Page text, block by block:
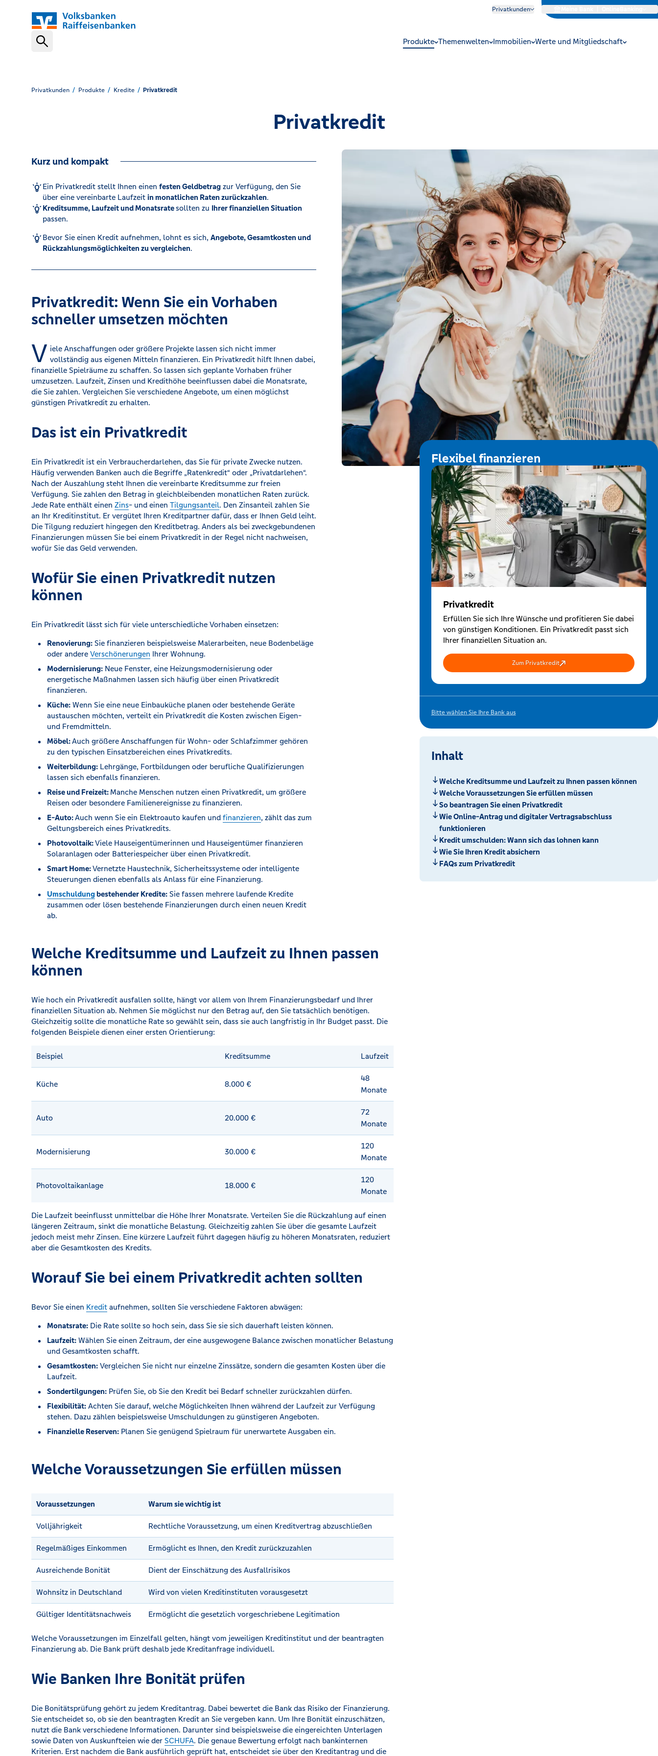
Privatkunden
VR Banking App
Karte sperren (116 116)
Kreditrechner
Produkte Themenwelten Immobilien Werte und Mitgliedschaft
Privatkunden Produkte Kredite Privatkredit
Privatkredit
Kurz und kompakt
Ein Privatkredit stellt Ihnen einenfesten Geldbetrag zur Verfügung, den Sie
über eine vereinbarte Laufzeitin monatlichen Raten zurückzahlen.
Kreditsumme, Laufzeit und Monatsratesollten zu Ihrer finanziellen Situation
passen.
Bevor Sie einen Kredit aufnehmen, lohnt es sich,Angebote, Gesamtkosten und
Rückzahlungsmöglichkeiten zu vergleichen.
Flexibel finanzieren
Privatkredit
Erfüllen Sie sich Ihre Wünsche und profitieren Sie dabei
von günstigen Konditionen. Ein Privatkredit passt sich
Ihrer finanziellen Situation an.
Zum Privatkredit
Bitte wählen Sie Ihre Bank aus
Inhalt
Welche Kreditsumme und Laufzeit zu Ihnen passen können
Welche Voraussetzungen Sie erfüllen müssen
So beantragen Sie einen Privatkredit
Wie Online-Antrag und digitaler Vertragsabschluss
funktionieren
Kredit umschulden: Wann sich das lohnen kann
Wie Sie Ihren Kredit absichern
FAQs zum Privatkredit
Privatkredit: Wenn Sie ein Vorhaben
schneller umsetzen möchten
V iele Anschaffungen oder größere Projekte lassen sich nicht immer
vollständig aus eigenen Mitteln finanzieren. Ein Privatkredit hilft Ihnen dabei,
finanzielle Spielräume zu schaffen. So lassen sich geplante Vorhaben früher
umzusetzen. Laufzeit, Zinsen und Kredithöhe beeinflussen dabei die Monatsrate,
die Sie zahlen. Vergleichen Sie verschiedene Angebote, um einen möglichst
günstigen Privatkredit zu erhalten.
Das ist ein Privatkredit
Ein Privatkredit ist ein Verbraucherdarlehen, das Sie für private Zwecke nutzen.
Häufig verwenden Banken auch die Begriffe „Ratenkredit“ oder „Privatdarlehen“.
Nach der Auszahlung steht Ihnen die vereinbarte Kreditsumme zur freien
Verfügung. Sie zahlen den Betrag in gleichbleibenden monatlichen Raten zurück.
Jede Rate enthält einen Zins- und einen Tilgungsanteil. Den Zinsanteil zahlen Sie
an Ihr Kreditinstitut. Er vergütet Ihren Kreditpartner dafür, dass er Ihnen Geld leiht.
Die Tilgung reduziert hingegen den Kreditbetrag. Anders als bei zweckgebundenen
Finanzierungen müssen Sie bei einem Privatkredit in der Regel nicht nachweisen,
wofür Sie das Geld verwenden.
Wofür Sie einen Privatkredit nutzen
können
Ein Privatkredit lässt sich für viele unterschiedliche Vorhaben einsetzen:
Renovierung: Sie finanzieren beispielsweise Malerarbeiten, neue Bodenbeläge
oder andere Verschönerungen Ihrer Wohnung.
Modernisierung: Neue Fenster, eine Heizungsmodernisierung oder
energetische Maßnahmen lassen sich häufig über einen Privatkredit
finanzieren.
Küche: Wenn Sie eine neue Einbauküche planen oder bestehende Geräte
austauschen möchten, verteilt ein Privatkredit die Kosten zwischen Eigen-
und Fremdmitteln.
Möbel:Auch größere Anschaffungen für Wohn- oder Schlafzimmer gehören
zu den typischen Einsatzbereichen eines Privatkredits.
Weiterbildung: Lehrgänge, Fortbildungen oder berufliche Qualifizierungen
lassen sich ebenfalls finanzieren.
Reise und Freizeit: Manche Menschen nutzen einen Privatkredit, um größere
Reisen oder besondere Familienereignisse zu finanzieren.
E-Auto:Auch wenn Sie ein Elektroauto kaufen und finanzieren, zählt das zum
Geltungsbereich eines Privatkredits.
Photovoltaik:Viele Hauseigentümerinnen und Hauseigentümer finanzieren
Solaranlagen oder Batteriespeicher über einen Privatkredit.
Smart Home:Vernetzte Haustechnik, Sicherheitssysteme oder intelligente
Steuerungen dienen ebenfalls als Anlass für eine Finanzierung.
Umschuldung bestehender Kredite: Sie fassen mehrere laufende Kredite
zusammen oder lösen bestehende Finanzierungen durch einen neuen Kredit
ab.
Welche Kreditsumme und Laufzeit zu Ihnen passen
können
Wie hoch ein Privatkredit ausfallen sollte, hängt vor allem von Ihrem Finanzierungsbedarf und Ihrer
finanziellen Situation ab. Nehmen Sie möglichst nur den Betrag auf, den Sie tatsächlich benötigen.
Gleichzeitig sollte die monatliche Rate so gewählt sein, dass sie auch langfristig in Ihr Budget passt. Die
folgenden Beispiele dienen einer ersten Orientierung:
Beispiel Kreditsumme Laufzeit
Küche 8.000 €
48
Monate
Auto 20.000 €
72
Monate
Modernisierung 30.000 €
120
Monate
Photovoltaikanlage 18.000 €
120
Monate
Die Laufzeit beeinflusst unmittelbar die Höhe Ihrer Monatsrate. Verteilen Sie die Rückzahlung auf einen
längeren Zeitraum, sinkt die monatliche Belastung. Gleichzeitig zahlen Sie über die gesamte Laufzeit
jedoch meist mehr Zinsen. Eine kürzere Laufzeit führt dagegen häufig zu höheren Monatsraten, reduziert
aber die Gesamtkosten des Kredits.
Worauf Sie bei einem Privatkredit achten sollten
Bevor Sie einen Kredit aufnehmen, sollten Sie verschiedene Faktoren abwägen:
Monatsrate: Die Rate sollte so hoch sein, dass Sie sie sich dauerhaft leisten können.
Laufzeit: Wählen Sie einen Zeitraum, der eine ausgewogene Balance zwischen monatlicher Belastung
und Gesamtkosten schafft.
Gesamtkosten: Vergleichen Sie nicht nur einzelne Zinssätze, sondern die gesamten Kosten über die
Laufzeit.
Sondertilgungen: Prüfen Sie, ob Sie den Kredit bei Bedarf schneller zurückzahlen dürfen.
Flexibilität: Achten Sie darauf, welche Möglichkeiten Ihnen während der Laufzeit zur Verfügung
stehen. Dazu zählen beispielsweise Umschuldungen zu günstigeren Angeboten.
Finanzielle Reserven: Planen Sie genügend Spielraum für unerwartete Ausgaben ein.
Welche Voraussetzungen Sie erfüllen müssen
Voraussetzungen Warum sie wichtig ist
Volljährigkeit Rechtliche Voraussetzung, um einen Kreditvertrag abzuschließen
Regelmäßiges Einkommen Ermöglicht es Ihnen, den Kredit zurückzuzahlen
Ausreichende Bonität Dient der Einschätzung des Ausfallrisikos
Wohnsitz in Deutschland Wird von vielen Kreditinstituten vorausgesetzt
Gültiger Identitätsnachweis Ermöglicht die gesetzlich vorgeschriebene Legitimation
Welche Voraussetzungen im Einzelfall gelten, hängt vom jeweiligen Kreditinstitut und der beantragten
Finanzierung ab. Die Bank prüft deshalb jede Kreditanfrage individuell.
Wie Banken Ihre Bonität prüfen
Die Bonitätsprüfung gehört zu jedem Kreditantrag. Dabei bewertet die Bank das Risiko der Finanzierung.
Sie entscheidet so, ob sie den beantragten Kredit an Sie vergeben kann. Um Ihre Bonität einzuschätzen,
nutzt die Bank verschiedene Informationen. Darunter sind beispielsweise die eingereichten Unterlagen
sowie Daten von Auskunfteien wie der SCHUFA. Die genaue Bewertung erfolgt nach bankinternen
Kriterien. Erst nachdem die Bank ausführlich geprüft hat, entscheidet sie über den Kreditantrag und die